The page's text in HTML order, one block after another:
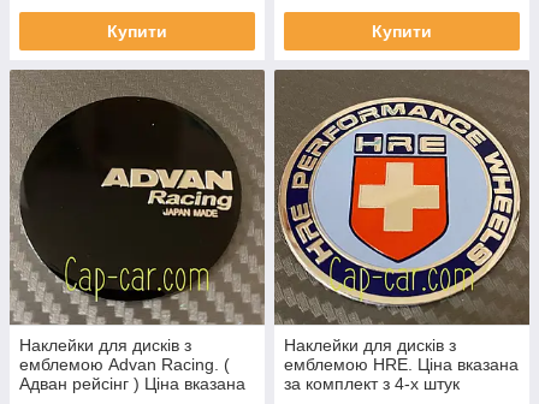
Купити Купити
Наклейки для дисків з
емблемою Advan Racing. (
Адван рейсінг ) Ціна вказана
Наклейки для дисків з
емблемою HRE. Ціна вказана
за комплект з 4-х штук